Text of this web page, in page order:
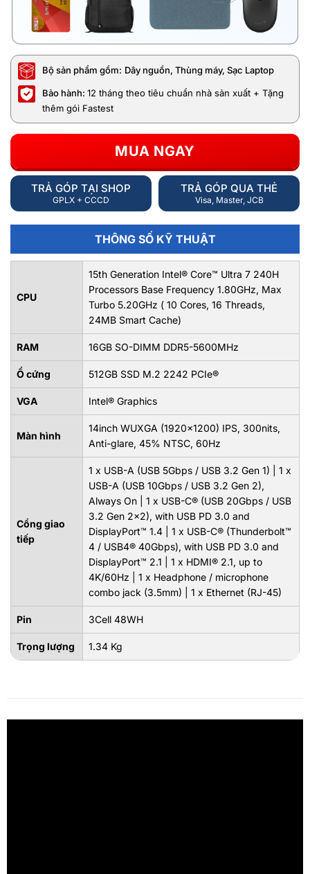
Bộ sản phẩm gồm: Dây nguồn, Thùng máy, Sạc Laptop
Bảo hành: 12 tháng theo tiêu chuẩn nhà sản xuất + Tặng
thêm gói Fastest
MUA NGAY
TRẢ GÓP TẠI SHOP
GPLX + CCCD
TRẢ GÓP QUA THẺ
Visa, Master, JCB
THÔNG SỐ KỸ THUẬT
CPU
15th Generation Intel® Core™ Ultra 7 240H
Processors Base Frequency 1.80GHz, Max
Turbo 5.20GHz ( 10 Cores, 16 Threads,
24MB Smart Cache)
RAM 16GB SO-DIMM DDR5-5600MHz
Ổ cứng 512GB SSD M.2 2242 PCIe®
VGA Intel® Graphics
Màn hình
14inch WUXGA (1920x1200) IPS, 300nits,
Anti-glare, 45% NTSC, 60Hz
Cổng giao
tiếp
1 x USB-A (USB 5Gbps / USB 3.2 Gen 1) | 1 x
USB-A (USB 10Gbps / USB 3.2 Gen 2),
Always On | 1 x USB-C® (USB 20Gbps / USB
3.2 Gen 2x2), with USB PD 3.0 and
DisplayPort™ 1.4 | 1 x USB-C® (Thunderbolt™
4 / USB4® 40Gbps), with USB PD 3.0 and
DisplayPort™ 2.1 | 1 x HDMI® 2.1, up to
4K/60Hz | 1 x Headphone / microphone
combo jack (3.5mm) | 1 x Ethernet (RJ-45)
Pin 3Cell 48WH
Trọng lượng 1.34 Kg